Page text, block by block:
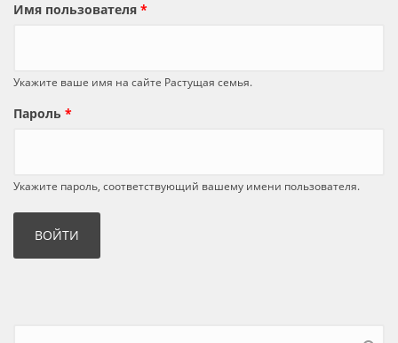
Имя пользователя *
Укажите ваше имя на сайте Растущая семья.
Пароль *
Укажите пароль, соответствующий вашему имени пользователя.